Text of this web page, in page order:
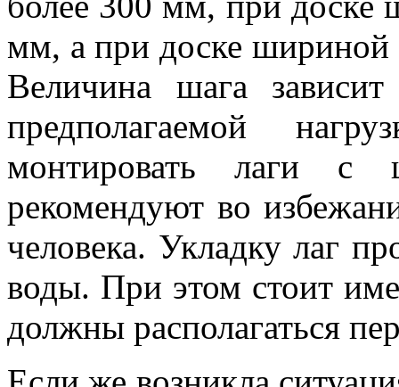
мм, а при доске
Величина шага
предполагаемой
монтировать лаги
рекомендуют во
человека. Укладку лаг
воды. При этом стоит
должны располагаться